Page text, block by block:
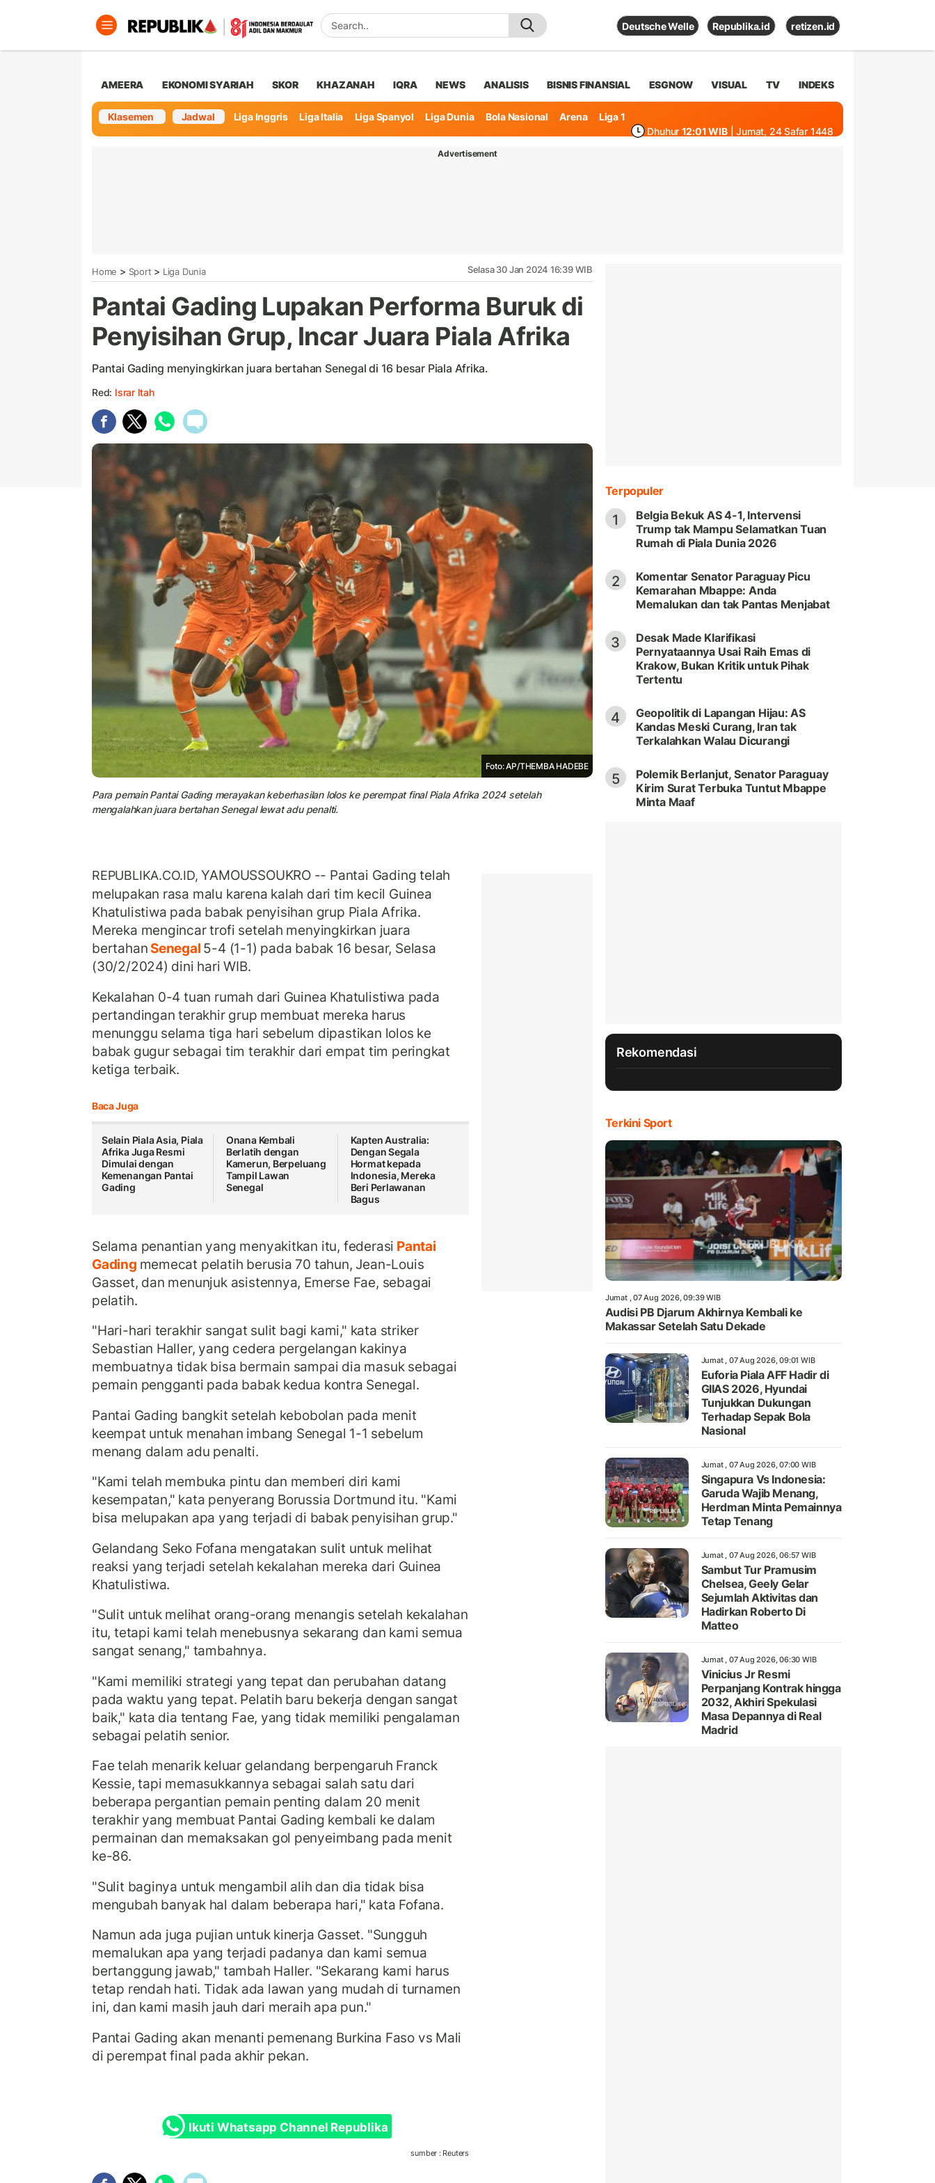
Deutsche Welle Republika.id retizen.id
AMEERA EKONOMI SYARIAH SKOR KHAZANAH IQRA NEWS ANALISIS BISNIS FINANSIAL ESGNOW VISUAL TV INDEKS
Klasemen Jadwal Liga Inggris Liga Italia Liga Spanyol Liga Dunia Bola Nasional Arena
Liga 1
Dhuhur 12:01 WIB | Jumat, 24 Safar 1448
Advertisement
Home > Sport > Liga Dunia Selasa 30 Jan 2024 16:39 WIB
Pantai Gading Lupakan Performa Buruk di
Penyisihan Grup, Incar Juara Piala Afrika
Pantai Gading menyingkirkan juara bertahan Senegal di 16 besar Piala Afrika.
Red: Israr Itah
Foto: AP/THEMBA HADEBE
Para pemain Pantai Gading merayakan keberhasilan lolos ke perempat final Piala Afrika 2024 setelah
mengalahkan juara bertahan Senegal lewat adu penalti.
REPUBLIKA.CO.ID,YAMOUSSOUKRO -- Pantai Gading telah
melupakan rasa malu karena kalah dari tim kecil Guinea
Khatulistiwa pada babak penyisihan grup Piala Afrika.
Mereka mengincar trofi setelah menyingkirkan juara
bertahanSenegal 5-4 (1-1) pada babak 16 besar, Selasa
(30/2/2024) dini hari WIB.
Kekalahan 0-4 tuan rumah dari Guinea Khatulistiwa pada
pertandingan terakhir grup membuat mereka harus
menunggu selama tiga hari sebelum dipastikan lolos ke
babak gugur sebagai tim terakhir dari empat tim peringkat
ketiga terbaik.
Baca Juga
Selain Piala Asia, Piala
Afrika Juga Resmi
Dimulai dengan
Kemenangan Pantai
Gading
Onana Kembali
Berlatih dengan
Kamerun, Berpeluang
Tampil Lawan
Senegal
Kapten Australia:
Dengan Segala
Hormat kepada
Indonesia, Mereka
Beri Perlawanan
Bagus
Selama penantian yang menyakitkan itu, federasi Pantai
Gading memecat pelatih berusia 70 tahun, Jean-Louis
Gasset, dan menunjuk asistennya, Emerse Fae, sebagai
pelatih.
"Hari-hari terakhir sangat sulit bagi kami," kata striker
Sebastian Haller, yang cedera pergelangan kakinya
membuatnya tidak bisa bermain sampai dia masuk sebagai
pemain pengganti pada babak kedua kontra Senegal.
Pantai Gading bangkit setelah kebobolan pada menit
keempat untuk menahan imbang Senegal 1-1 sebelum
menang dalam adu penalti.
"Kami telah membuka pintu dan memberi diri kami
kesempatan," kata penyerang Borussia Dortmund itu. "Kami
bisa melupakan apa yang terjadi di babak penyisihan grup."
Gelandang Seko Fofana mengatakan sulit untuk melihat
reaksi yang terjadi setelah kekalahan mereka dari Guinea
Khatulistiwa.
"Sulit untuk melihat orang-orang menangis setelah kekalahan
itu, tetapi kami telah menebusnya sekarang dan kami semua
sangat senang," tambahnya.
"Kami memiliki strategi yang tepat dan perubahan datang
pada waktu yang tepat. Pelatih baru bekerja dengan sangat
baik," kata dia tentang Fae, yang tidak memiliki pengalaman
sebagai pelatih senior.
Fae telah menarik keluar gelandang berpengaruh Franck
Kessie, tapi memasukkannya sebagai salah satu dari
beberapa pergantian pemain penting dalam 20 menit
terakhir yang membuat Pantai Gading kembali ke dalam
permainan dan memaksakan gol penyeimbang pada menit
ke-86.
"Sulit baginya untuk mengambil alih dan dia tidak bisa
mengubah banyak hal dalam beberapa hari," kata Fofana.
Namun ada juga pujian untuk kinerja Gasset. "Sungguh
memalukan apa yang terjadi padanya dan kami semua
bertanggung jawab," tambah Haller. "Sekarang kami harus
tetap rendah hati. Tidak ada lawan yang mudah di turnamen
ini, dan kami masih jauh dari meraih apa pun."
Pantai Gading akan menanti pemenang Burkina Faso vs Mali
di perempat final pada akhir pekan.
Ikuti Whatsapp Channel Republika
sumber : Reuters
Terpopuler
1
Belgia Bekuk AS 4-1, Intervensi
Trump tak Mampu Selamatkan Tuan
Rumah di Piala Dunia 2026
2
Komentar Senator Paraguay Picu
Kemarahan Mbappe: Anda
Memalukan dan tak Pantas Menjabat
3
Desak Made Klarifikasi
Pernyataannya Usai Raih Emas di
Krakow, Bukan Kritik untuk Pihak
Tertentu
4
Geopolitik di Lapangan Hijau: AS
Kandas Meski Curang, Iran tak
Terkalahkan Walau Dicurangi
5
Polemik Berlanjut, Senator Paraguay
Kirim Surat Terbuka Tuntut Mbappe
Minta Maaf
Rekomendasi
Terkini Sport
Jumat , 07 Aug 2026, 09:39 WIB
Audisi PB Djarum Akhirnya Kembali ke
Makassar Setelah Satu Dekade
Jumat , 07 Aug 2026, 09:01 WIB
Euforia Piala AFF Hadir di
GIIAS 2026, Hyundai
Tunjukkan Dukungan
Terhadap Sepak Bola
Nasional
Jumat , 07 Aug 2026, 07:00 WIB
Singapura Vs Indonesia:
Garuda Wajib Menang,
Herdman Minta Pemainnya
Tetap Tenang
Jumat , 07 Aug 2026, 06:57 WIB
Sambut Tur Pramusim
Chelsea, Geely Gelar
Sejumlah Aktivitas dan
Hadirkan Roberto Di
Matteo
Jumat , 07 Aug 2026, 06:30 WIB
Vinicius Jr Resmi
Perpanjang Kontrak hingga
2032, Akhiri Spekulasi
Masa Depannya di Real
Madrid